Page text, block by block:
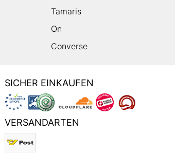
Tamaris
On
Converse
SICHER EINKAUFEN
VERSANDARTEN